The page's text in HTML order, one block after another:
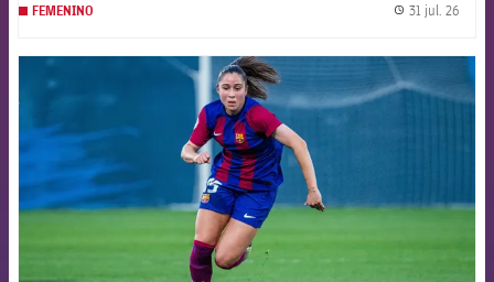
FEMENINO 31 jul. 26
FCB Barcelona badge